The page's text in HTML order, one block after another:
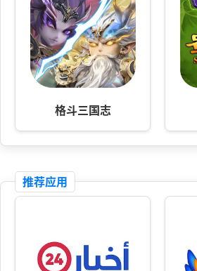
格斗三国志
推荐应用